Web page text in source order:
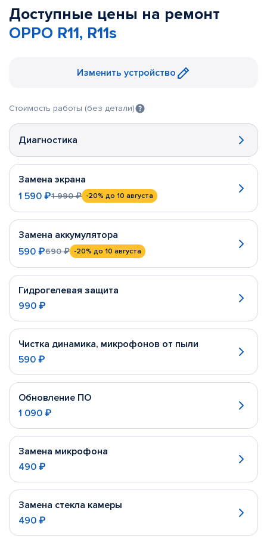
Доступные цены на ремонт
OPPO R11, R11s
Изменить устройство
Стоимость работы (без детали)
Диагностика
Замена экрана
1 590 ₽1 990 ₽ -20% до 10 августа
Замена аккумулятора
590 ₽690 ₽ -20% до 10 августа
Гидрогелевая защита
990 ₽
Чистка динамика, микрофонов от пыли
590 ₽
Обновление ПО
1 090 ₽
Замена микрофона
490 ₽
Замена стекла камеры
490 ₽